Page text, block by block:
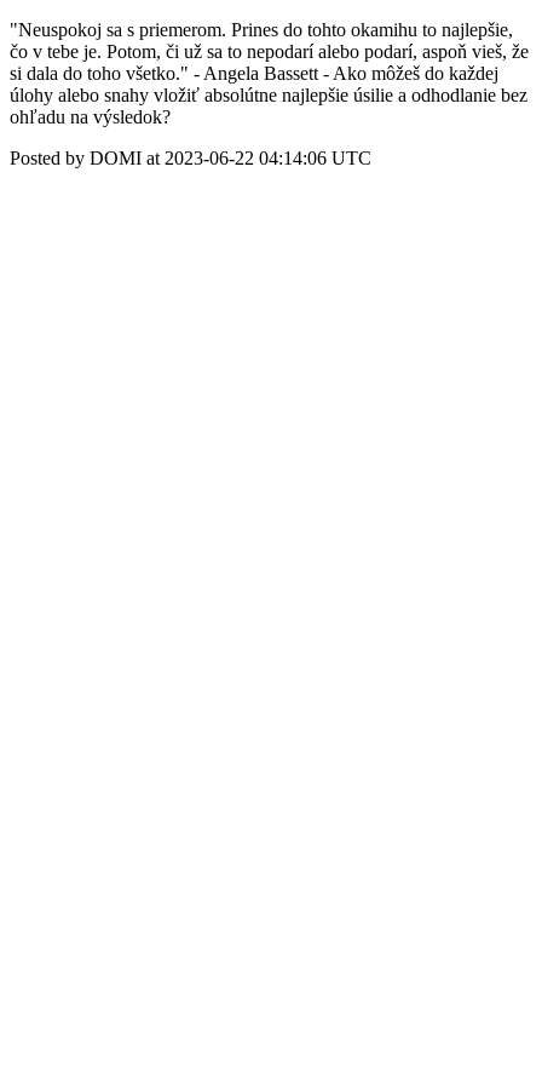
"Neuspokoj sa s priemerom. Prines do tohto okamihu to najlepšie,
čo v tebe je. Potom, či už sa to nepodarí alebo podarí, aspoň vieš, že
si dala do toho všetko." - Angela Bassett - Ako môžeš do každej
úlohy alebo snahy vložiť absolútne najlepšie úsilie a odhodlanie bez
ohľadu na výsledok?
Posted by DOMI at 2023-06-22 04:14:06 UTC